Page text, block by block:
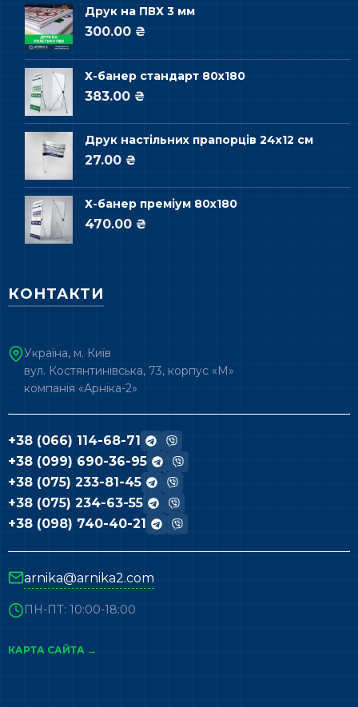
Друк на ПВХ 3 мм
300.00 ₴
Х-банер стандарт 80х180
383.00 ₴
Друк настільних прапорців 24х12 см
27.00 ₴
Х-банер преміум 80х180
470.00 ₴
КОНТАКТИ
Україна, м. Київ
вул. Костянтинівська, 73, корпус «М»
компанія «Арніка-2»
+38 (066) 114-68-71
+38 (099) 690-36-95
+38 (075) 233-81-45
+38 (075) 234-63-55
+38 (098) 740-40-21
arnika@arnika2.com
ПН-ПТ: 10:00-18:00
КАРТА САЙТА →